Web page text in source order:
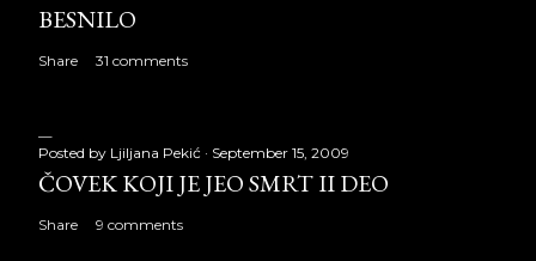
BESNILO
Share 31 comments
Posted by Ljiljana Pekić September 15, 2009
ČOVEK KOJI JE JEO SMRT II DEO
Share 9 comments